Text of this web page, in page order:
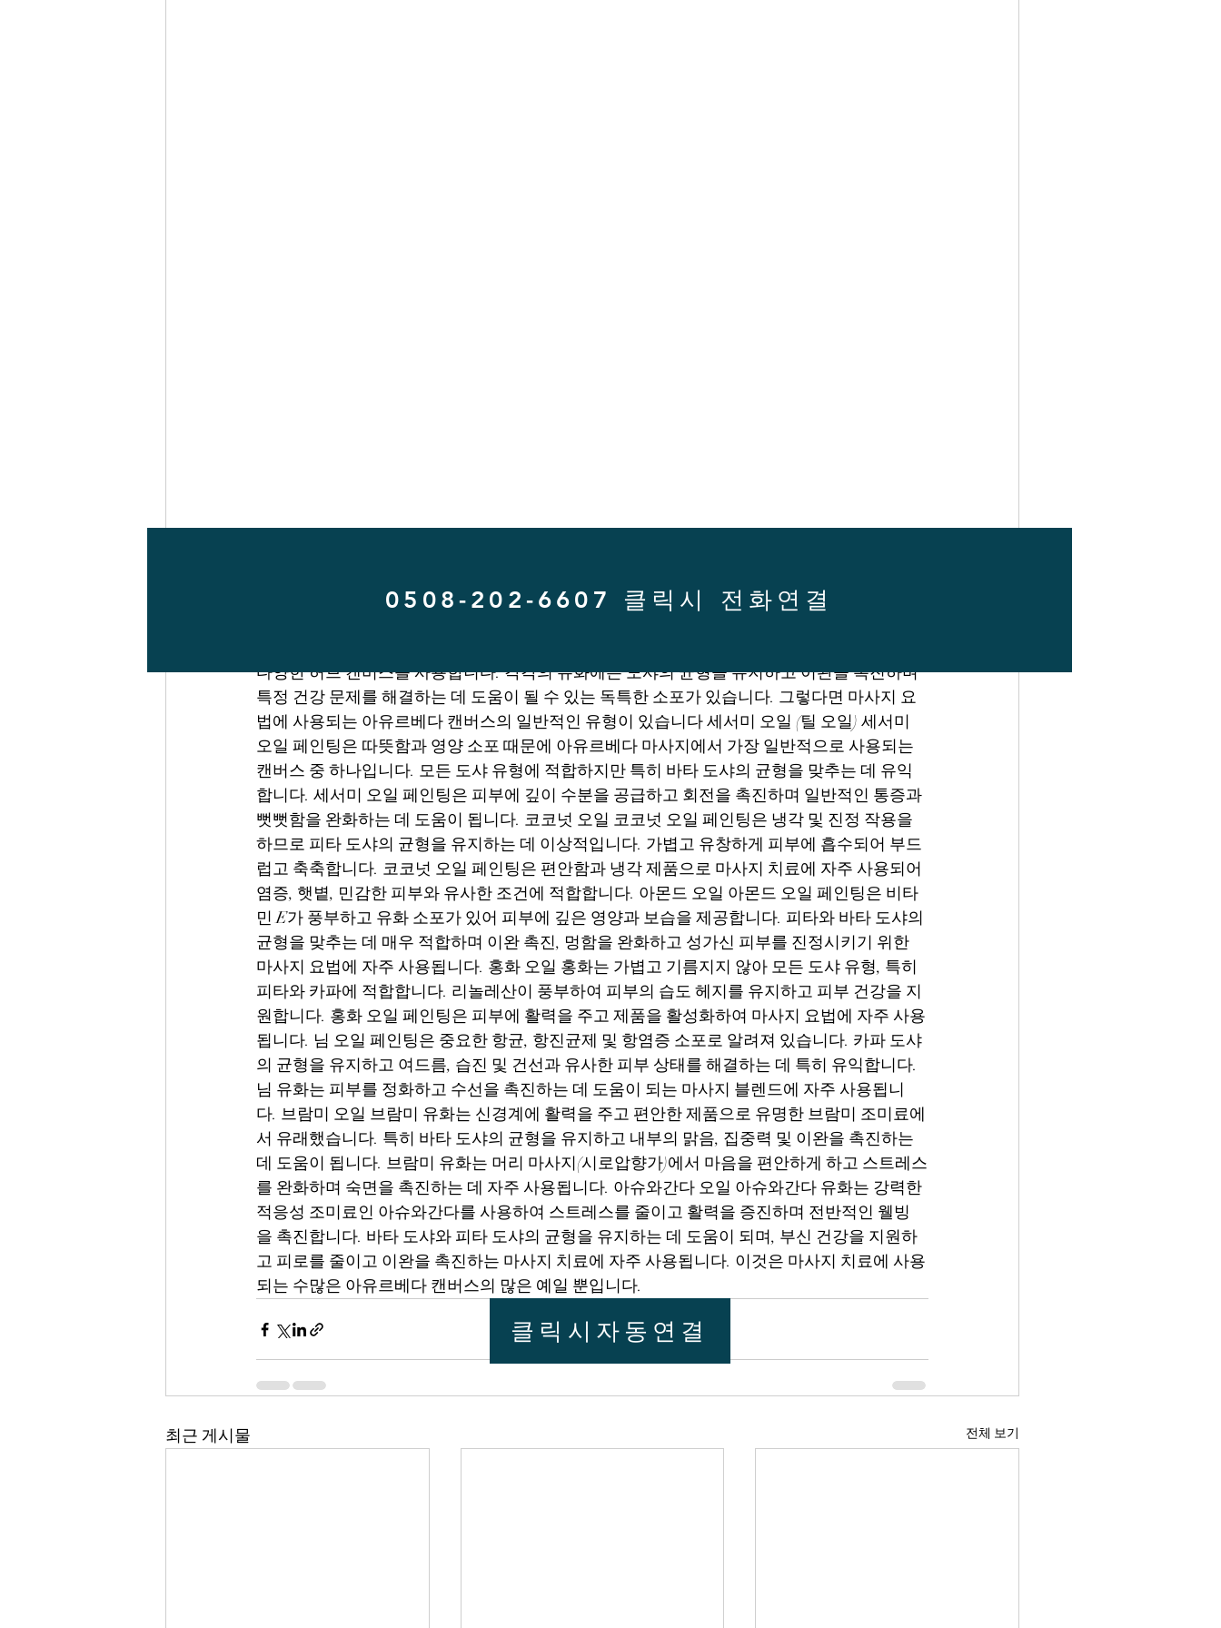
다양한 허브 캔버스를 사용합니다. 각각의 유화에는 도샤의 균형을 유지하고 이완을 촉진하며
특정 건강 문제를 해결하는 데 도움이 될 수 있는 독특한 소포가 있습니다. 그렇다면 마사지 요
법에 사용되는 아유르베다 캔버스의 일반적인 유형이 있습니다 세서미 오일 (틸 오일) 세서미
오일 페인팅은 따뜻함과 영양 소포 때문에 아유르베다 마사지에서 가장 일반적으로 사용되는
캔버스 중 하나입니다. 모든 도샤 유형에 적합하지만 특히 바타 도샤의 균형을 맞추는 데 유익
합니다. 세서미 오일 페인팅은 피부에 깊이 수분을 공급하고 회전을 촉진하며 일반적인 통증과
뻣뻣함을 완화하는 데 도움이 됩니다. 코코넛 오일 코코넛 오일 페인팅은 냉각 및 진정 작용을
하므로 피타 도샤의 균형을 유지하는 데 이상적입니다. 가볍고 유창하게 피부에 흡수되어 부드
럽고 축축합니다. 코코넛 오일 페인팅은 편안함과 냉각 제품으로 마사지 치료에 자주 사용되어
염증, 햇볕, 민감한 피부와 유사한 조건에 적합합니다. 아몬드 오일 아몬드 오일 페인팅은 비타
민 E가 풍부하고 유화 소포가 있어 피부에 깊은 영양과 보습을 제공합니다. 피타와 바타 도샤의
균형을 맞추는 데 매우 적합하며 이완 촉진, 멍함을 완화하고 성가신 피부를 진정시키기 위한
마사지 요법에 자주 사용됩니다. 홍화 오일 홍화는 가볍고 기름지지 않아 모든 도샤 유형, 특히
피타와 카파에 적합합니다. 리놀레산이 풍부하여 피부의 습도 헤지를 유지하고 피부 건강을 지
원합니다. 홍화 오일 페인팅은 피부에 활력을 주고 제품을 활성화하여 마사지 요법에 자주 사용
됩니다. 님 오일 페인팅은 중요한 항균, 항진균제 및 항염증 소포로 알려져 있습니다. 카파 도샤
의 균형을 유지하고 여드름, 습진 및 건선과 유사한 피부 상태를 해결하는 데 특히 유익합니다.
님 유화는 피부를 정화하고 수선을 촉진하는 데 도움이 되는 마사지 블렌드에 자주 사용됩니
다. 브람미 오일 브람미 유화는 신경계에 활력을 주고 편안한 제품으로 유명한 브람미 조미료에
서 유래했습니다. 특히 바타 도샤의 균형을 유지하고 내부의 맑음, 집중력 및 이완을 촉진하는
데 도움이 됩니다. 브람미 유화는 머리 마사지(시로압향가)에서 마음을 편안하게 하고 스트레스
를 완화하며 숙면을 촉진하는 데 자주 사용됩니다. 아슈와간다 오일 아슈와간다 유화는 강력한
적응성 조미료인 아슈와간다를 사용하여 스트레스를 줄이고 활력을 증진하며 전반적인 웰빙
을 촉진합니다. 바타 도샤와 피타 도샤의 균형을 유지하는 데 도움이 되며, 부신 건강을 지원하
고 피로를 줄이고 이완을 촉진하는 마사지 치료에 자주 사용됩니다. 이것은 마사지 치료에 사용
되는 수많은 아유르베다 캔버스의 많은 예일 뿐입니다.
최근 게시물 전체 보기
0508-202-6607 클릭시 전화연결
클릭시자동연결